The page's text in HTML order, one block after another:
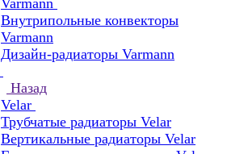
Varmann
Внутрипольные конвекторы
Varmann
Дизайн-радиаторы Varmann
Назад
Velar
Трубчатые радиаторы Velar
Вертикальные радиаторы Velar